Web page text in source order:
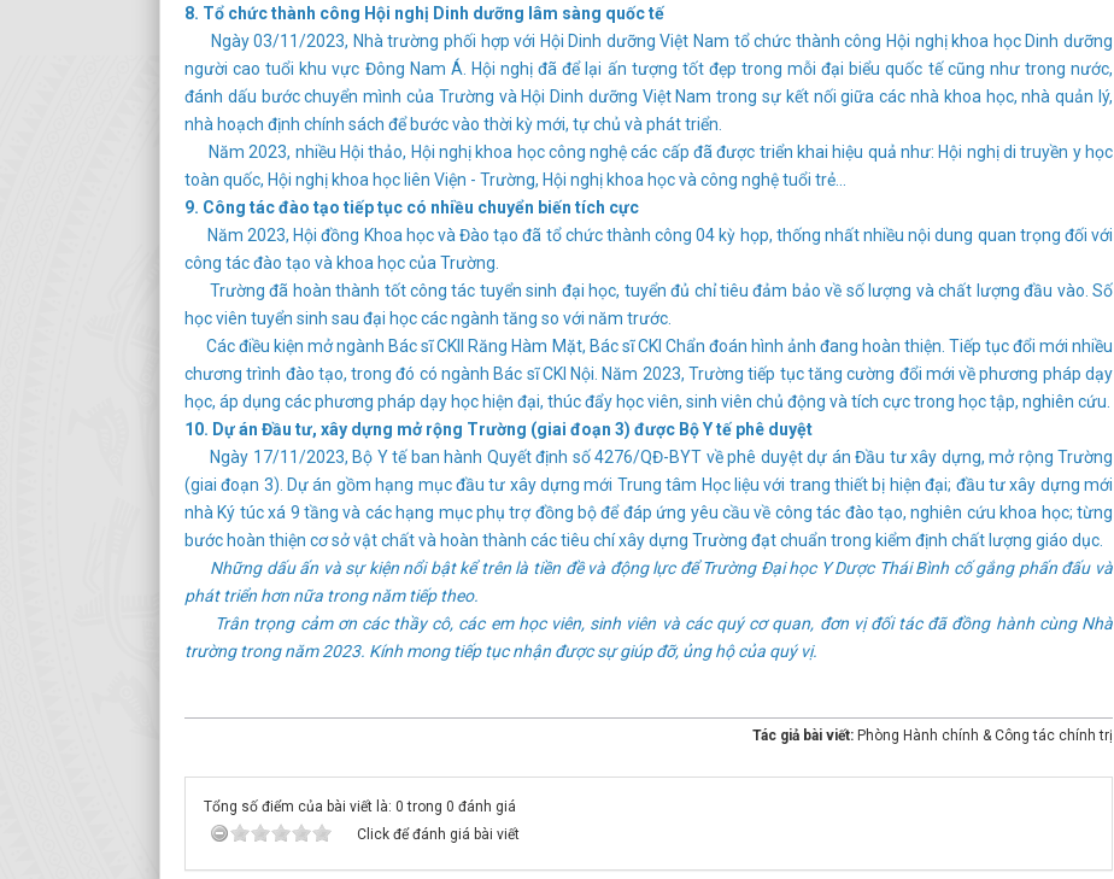
8. Tổ chức thành công Hội nghị Dinh dưỡng lâm sàng quốc tế
Ngày 03/11/2023, Nhà trường phối hợp với Hội Dinh dưỡng Việt Nam tổ chức thành công Hội nghị khoa học Dinh dưỡng
người cao tuổi khu vực Đông Nam Á. Hội nghị đã để lại ấn tượng tốt đẹp trong mỗi đại biểu quốc tế cũng như trong nước,
đánh dấu bước chuyển mình của Trường và Hội Dinh dưỡng Việt Nam trong sự kết nối giữa các nhà khoa học, nhà quản lý,
nhà hoạch định chính sách để bước vào thời kỳ mới, tự chủ và phát triển.
Năm 2023, nhiều Hội thảo, Hội nghị khoa học công nghệ các cấp đã được triển khai hiệu quả như: Hội nghị di truyền y học
toàn quốc, Hội nghị khoa học liên Viện - Trường, Hội nghị khoa học và công nghệ tuổi trẻ…
9. Công tác đào tạo tiếp tục có nhiều chuyển biến tích cực
Năm 2023, Hội đồng Khoa học và Đào tạo đã tổ chức thành công 04 kỳ họp, thống nhất nhiều nội dung quan trọng đối với
công tác đào tạo và khoa học của Trường.
Trường đã hoàn thành tốt công tác tuyển sinh đại học, tuyển đủ chỉ tiêu đảm bảo về số lượng và chất lượng đầu vào. Số
học viên tuyển sinh sau đại học các ngành tăng so với năm trước.
Các điều kiện mở ngành Bác sĩ CKII Răng Hàm Mặt, Bác sĩ CKI Chẩn đoán hình ảnh đang hoàn thiện. Tiếp tục đổi mới nhiều
chương trình đào tạo, trong đó có ngành Bác sĩ CKI Nội. Năm 2023, Trường tiếp tục tăng cường đổi mới về phương pháp dạy
học, áp dụng các phương pháp dạy học hiện đại, thúc đẩy học viên, sinh viên chủ động và tích cực trong học tập, nghiên cứu.
10. Dự án Đầu tư, xây dựng mở rộng Trường (giai đoạn 3) được Bộ Y tế phê duyệt
Ngày 17/11/2023, Bộ Y tế ban hành Quyết định số 4276/QĐ-BYT về phê duyệt dự án Đầu tư xây dựng, mở rộng Trường
(giai đoạn 3). Dự án gồm hạng mục đầu tư xây dựng mới Trung tâm Học liệu với trang thiết bị hiện đại; đầu tư xây dựng mới
nhà Ký túc xá 9 tầng và các hạng mục phụ trợ đồng bộ để đáp ứng yêu cầu về công tác đào tạo, nghiên cứu khoa học; từng
bước hoàn thiện cơ sở vật chất và hoàn thành các tiêu chí xây dựng Trường đạt chuẩn trong kiểm định chất lượng giáo dục.
Những dấu ấn và sự kiện nổi bật kể trên là tiền đề và động lực để Trường Đại học Y Dược Thái Bình cố gắng phấn đấu và
phát triển hơn nữa trong năm tiếp theo.
Trân trọng cảm ơn các thầy cô, các em học viên, sinh viên và các quý cơ quan, đơn vị đối tác đã đồng hành cùng Nhà
trường trong năm 2023. Kính mong tiếp tục nhận được sự giúp đỡ, ủng hộ của quý vị.
Tác giả bài viết: Phòng Hành chính & Công tác chính trị
Tổng số điểm của bài viết là: 0 trong 0 đánh giá
Click để đánh giá bài viết